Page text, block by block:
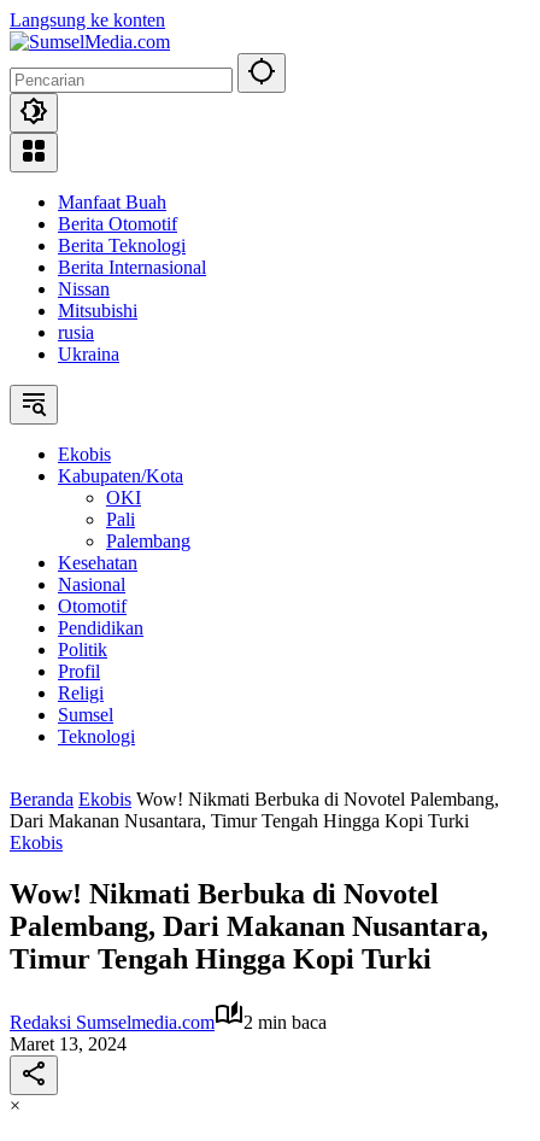
Langsung ke konten
Manfaat Buah
Berita Otomotif
Berita Teknologi
Berita Internasional
Nissan
Mitsubishi
rusia
Ukraina
Ekobis
Kabupaten/Kota
OKI
Pali
Palembang
Kesehatan
Nasional
Otomotif
Pendidikan
Politik
Profil
Religi
Sumsel
Teknologi
Beranda Ekobis Wow! Nikmati Berbuka di Novotel Palembang,
Dari Makanan Nusantara, Timur Tengah Hingga Kopi Turki
Ekobis
Wow! Nikmati Berbuka di Novotel
Palembang, Dari Makanan Nusantara,
Timur Tengah Hingga Kopi Turki
Redaksi Sumselmedia.com
2 min baca
Maret 13, 2024
×